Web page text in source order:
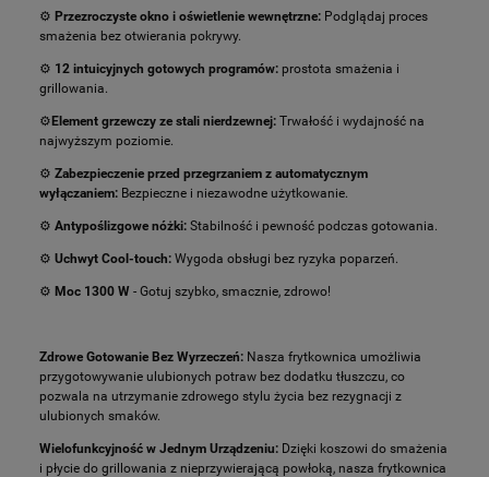
⚙️ Przezroczyste okno i oświetlenie wewnętrzne: Podglądaj proces
smażenia bez otwierania pokrywy.
⚙️ 12 intuicyjnych gotowych programów: prostota smażenia i
grillowania.
⚙️Element grzewczy ze stali nierdzewnej: Trwałość i wydajność na
najwyższym poziomie.
⚙️ Zabezpieczenie przed przegrzaniem z automatycznym
wyłączaniem: Bezpieczne i niezawodne użytkowanie.
⚙️ Antypoślizgowe nóżki: Stabilność i pewność podczas gotowania.
⚙️ Uchwyt Cool-touch: Wygoda obsługi bez ryzyka poparzeń.
⚙️ Moc 1300 W - Gotuj szybko, smacznie, zdrowo!
Zdrowe Gotowanie Bez Wyrzeczeń: Nasza frytkownica umożliwia
przygotowywanie ulubionych potraw bez dodatku tłuszczu, co
pozwala na utrzymanie zdrowego stylu życia bez rezygnacji z
ulubionych smaków.
Wielofunkcyjność w Jednym Urządzeniu: Dzięki koszowi do smażenia
i płycie do grillowania z nieprzywierającą powłoką, nasza frytkownica